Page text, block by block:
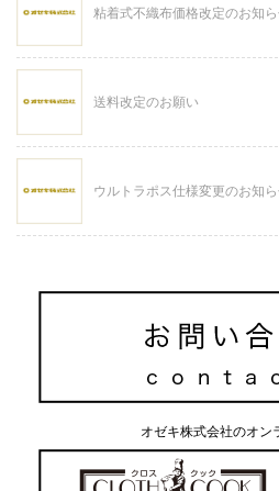
粘着式不織布価格改定のお知
送料改定のお願い
ウルトラポス仕様変更のお知
オゼキ株式会社のオン